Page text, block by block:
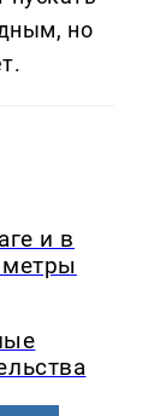
но
и в